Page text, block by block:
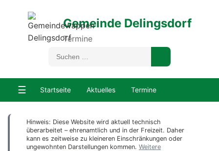
Gemeinde Delingsdorf
Termine
☰ Startseite Aktuelles Termine
Hinweis: Diese Website wird aktuell technisch
überarbeitet – ehrenamtlich und in der Freizeit. Daher
kann es zeitweise zu kleineren Einschränkungen oder
ungewohnten Darstellungen kommen. Weitere